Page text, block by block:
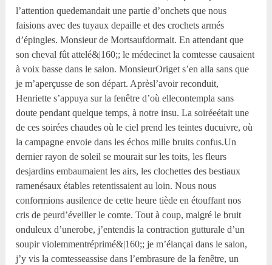
l’attention quedemandait une partie d’onchets que nous
faisions avec des tuyaux depaille et des crochets armés
d’épingles. Monsieur de Mortsaufdormait. En attendant que
son cheval fût attelé&|160;; le médecinet la comtesse causaient
à voix basse dans le salon. MonsieurOriget s’en alla sans que
je m’aperçusse de son départ. Aprèsl’avoir reconduit,
Henriette s’appuya sur la fenêtre d’où ellecontempla sans
doute pendant quelque temps, à notre insu. La soiréeétait une
de ces soirées chaudes où le ciel prend les teintes ducuivre, où
la campagne envoie dans les échos mille bruits confus.Un
dernier rayon de soleil se mourait sur les toits, les fleurs
desjardins embaumaient les airs, les clochettes des bestiaux
ramenésaux étables retentissaient au loin. Nous nous
conformions ausilence de cette heure tiède en étouffant nos
cris de peurd’éveiller le comte. Tout à coup, malgré le bruit
onduleux d’unerobe, j’entendis la contraction gutturale d’un
soupir violemmentréprimé&|160;; je m’élançai dans le salon,
j’y vis la comtesseassise dans l’embrasure de la fenêtre, un